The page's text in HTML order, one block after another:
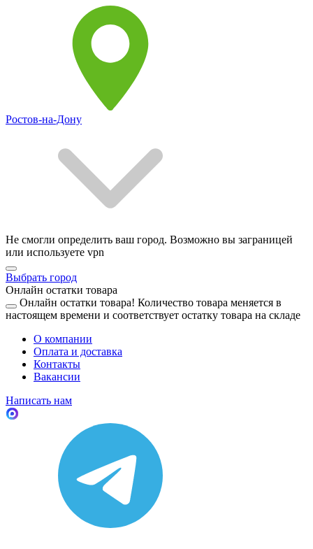
Ростов-на-Дону
Не смогли определить ваш город. Возможно вы заграницей
или используете vpn
Выбрать город
Онлайн остатки товара
Онлайн остатки товара! Количество товара меняется в
настоящем времени и соответствует остатку товара на складе
О компании
Оплата и доставка
Контакты
Вакансии
Написать нам